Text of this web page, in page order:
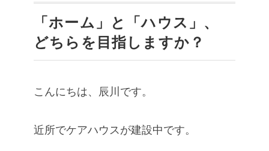
「ホーム」と「ハウス」、
どちらを目指しますか？
こんにちは、辰川です。
近所でケアハウスが建設中です。